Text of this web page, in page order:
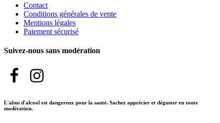
Contact
Conditions générales de vente
Mentions légales
Paiement sécurisé
Suivez-nous sans modération
L'abus d'alcool est dangereux pour la santé. Sachez apprécier et déguster en toute
modération.